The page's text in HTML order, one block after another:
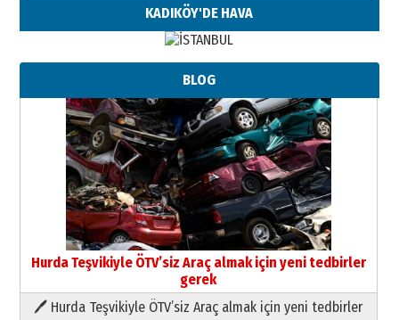
KADIKÖY'DE HAVA
BLOG
Hurda Teşvikiyle ÖTV’siz Araç almak için yeni tedbirler
gerek
🖊 Hurda Teşvikiyle ÖTV’siz Araç almak için yeni tedbirler